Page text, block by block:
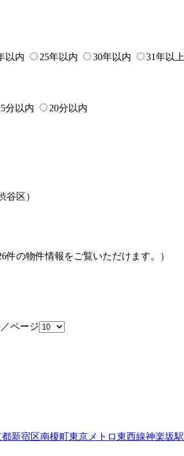
以内 25年以内 30年以内 31年以上
分以内 20分以内
区）
件の物件情報をご覧いただけます。）
ページ